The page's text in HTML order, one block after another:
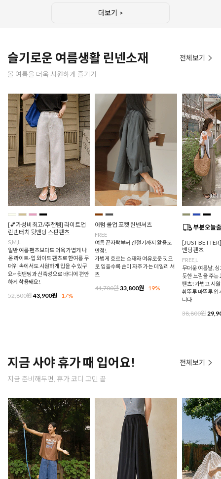
더보기 >
슬기로운 여름생활 린넨소재
올 여름을 더욱 시원하게 즐기기
전체보기
[💕가성비최고/추천템] 라이트업
린넨터치 뒷밴딩 스판팬츠
S,M,L
일반 여름 팬츠보다도 더욱 가볍게 나
온 라이트-업 와이드 팬츠로 한여름 무
더위 속에서도 시원하게 입을 수 있구
요~ 뒷밴딩과 신축성으로 바디에 편안
하게 착용돼요!
52,800원43,900원 17%
어텀 롤업 포켓 린넨셔츠
FREE
여름 끝자락부터 간절기까지 활용도
만점!
가볍게 흐르는 소재와 여유로운 핏으
로 입을수록 손이 자주 가는 데일리 셔
츠
41,700원33,800원 19%
[JUST
밴딩팬츠
FREE,L
무더운 여름날,
듯한 느낌을 주는
팬츠! 가볍고 시
휘뚜루 마뚜루 입
니다
38,800원
지금 사야 휴가 때 입어요!
지금 준비해두면, 휴가 코디 고민 끝
전체보기